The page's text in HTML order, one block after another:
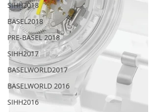
SIHH2018
BASEL2018
PRE-BASEL 2018
SIHH2017
BASELWORLD2017
BASELWORLD 2016
SIHH2016